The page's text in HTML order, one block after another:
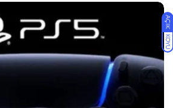
AÇIK
KOYU